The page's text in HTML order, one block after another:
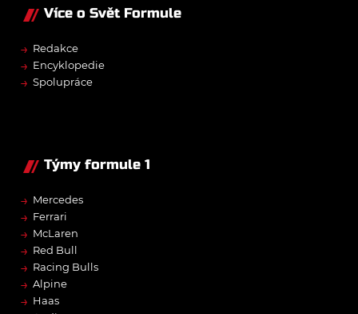
Více o Svět Formule
→ Redakce
→ Encyklopedie
→ Spolupráce
Týmy formule 1
→ Mercedes
→ Ferrari
→ McLaren
→ Red Bull
→ Racing Bulls
→ Alpine
→ Haas